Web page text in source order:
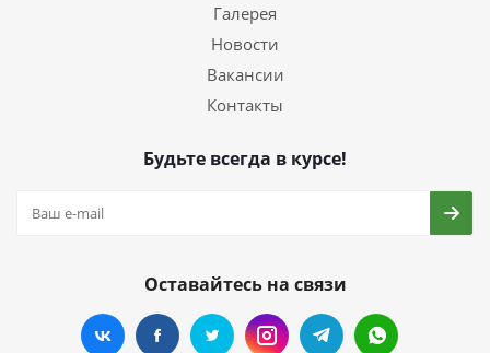
Галерея
Новости
Вакансии
Контакты
Будьте всегда в курсе!
Оставайтесь на связи